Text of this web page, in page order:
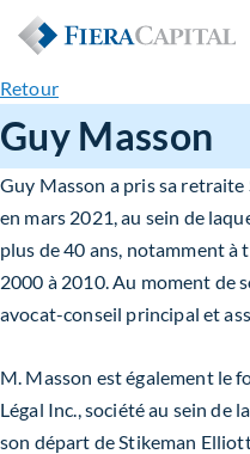
Retour
Guy Masson
Guy Masson a pris sa retraite
en mars 2021, au sein de
plus de 40 ans, notamment à
2000 à 2010. Au moment de
avocat-conseil principal et
M. Masson est également le
Légal Inc., société au sein
son départ de Stikeman Elliott